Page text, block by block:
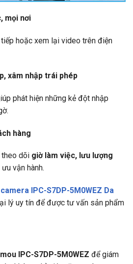
mọi nơi
hoặc xem lại video trên điện
xâm nhập trái phép
phát hiện những kẻ đột nhập
hàng
theo dõi giờ làm việc, lưu lượng
vận hành.
camera IPC-S7DP-5M0WEZ Da
lý uy tín để được tư vấn sản phẩm
IPC-S7DP-5M0WEZ để giám